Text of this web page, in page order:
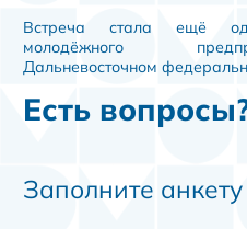
Встреча стала ещё
молодёжного
Дальневосточном
Есть
Заполните анкету